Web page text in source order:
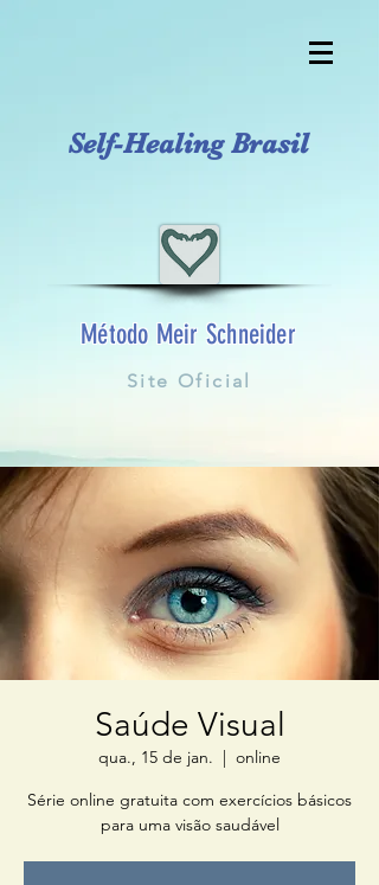
Self-Healing Brasil
Método Meir Schneider
Site Oficial
Saúde Visual
qua., 15 de jan.
  |
online
Série online gratuita com exercícios básicos
para uma visão saudável